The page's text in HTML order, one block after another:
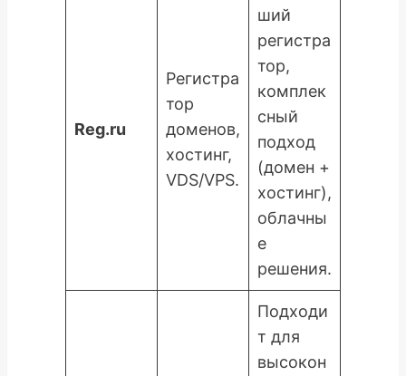
Reg.ru
Регистра
тор
доменов,
хостинг,
VDS/VPS.
ший
регистра
тор,
комплек
сный
подход
(домен +
хостинг),
облачны
е
решения.
Подходи
т для
высокон